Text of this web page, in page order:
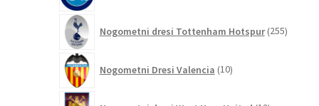
Nogometni dresi Tottenham Hotspur 255
Nogometni Dresi Valencia 10izdelkov